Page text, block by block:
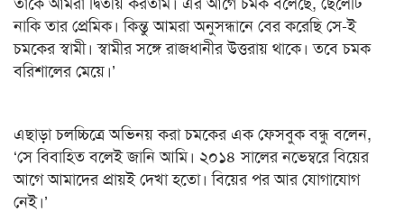
নাকি তার প্রেমিক। কিন্তু আমরা অনুসন্ধানে বের করেছি সে-ই
চমকের স্বামী। স্বামীর সঙ্গে রাজধানীর উত্তরায় থাকে। তবে চমক
বরিশালের মেয়ে।’
এছাড়া চলচ্চিত্রে অভিনয় করা চমকের এক ফেসবুক বন্ধু বলেন,
‘সে বিবাহিত বলেই জানি আমি। ২০১৪ সালের নভেম্বরে বিয়ের
আগে আমাদের প্রায়ই দেখা হতো। বিয়ের পর আর যোগাযোগ
নেই।’